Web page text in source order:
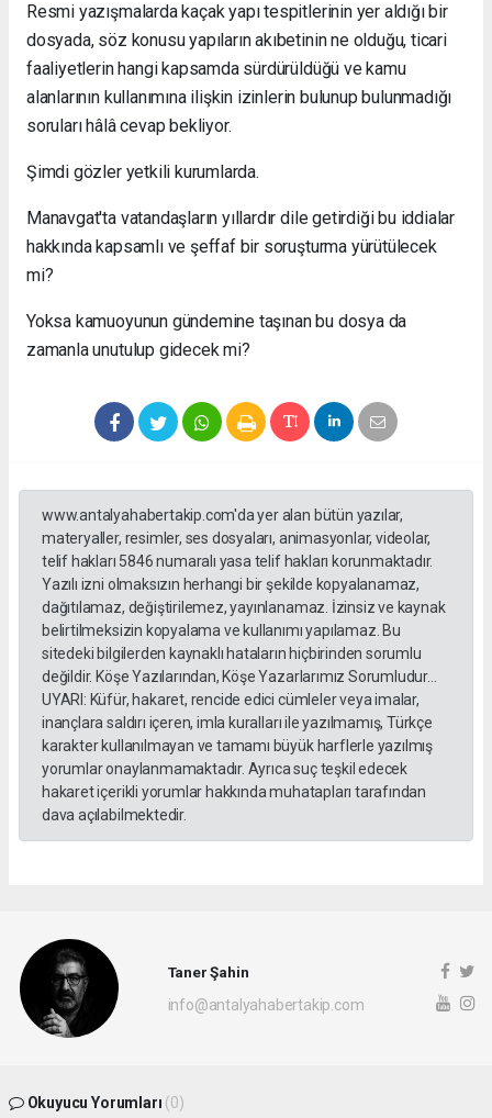
Resmi yazışmalarda kaçak yapı tespitlerinin yer aldığı bir
dosyada, söz konusu yapıların akıbetinin ne olduğu, ticari
faaliyetlerin hangi kapsamda sürdürüldüğü ve kamu
alanlarının kullanımına ilişkin izinlerin bulunup bulunmadığı
soruları hâlâ cevap bekliyor.
Şimdi gözler yetkili kurumlarda.
Manavgat'ta vatandaşların yıllardır dile getirdiği bu iddialar
hakkında kapsamlı ve şeffaf bir soruşturma yürütülecek
mi?
Yoksa kamuoyunun gündemine taşınan bu dosya da
zamanla unutulup gidecek mi?
www.antalyahabertakip.com'da yer alan bütün yazılar,
materyaller, resimler, ses dosyaları, animasyonlar, videolar,
telif hakları 5846 numaralı yasa telif hakları korunmaktadır.
Yazılı izni olmaksızın herhangi bir şekilde kopyalanamaz,
dağıtılamaz, değiştirilemez, yayınlanamaz. İzinsiz ve kaynak
belirtilmeksizin kopyalama ve kullanımı yapılamaz. Bu
sitedeki bilgilerden kaynaklı hataların hiçbirinden sorumlu
değildir. Köşe Yazılarından, Köşe Yazarlarımız Sorumludur...
UYARI: Küfür, hakaret, rencide edici cümleler veya imalar,
inançlara saldırı içeren, imla kuralları ile yazılmamış, Türkçe
karakter kullanılmayan ve tamamı büyük harflerle yazılmış
yorumlar onaylanmamaktadır. Ayrıca suç teşkil edecek
hakaret içerikli yorumlar hakkında muhatapları tarafından
dava açılabilmektedir.
Taner Şahin
info@antalyahabertakip.com
Okuyucu Yorumları (0)